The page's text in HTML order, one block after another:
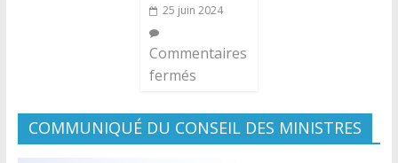
25 juin 2024
Commentaires
fermés
COMMUNIQUÉ DU CONSEIL DES MINISTRES